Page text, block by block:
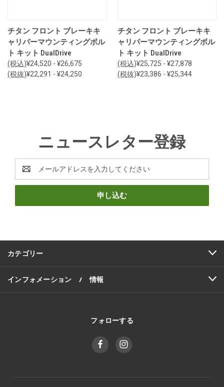
チタン フロント ブレーキキ
ャリパーマウンティングボル
ト キット DualDrive
¥24,520 - ¥26,675
(税込)
¥22,291 - ¥24,250
(税抜)
チタン フロント ブレーキキ
ャリパーマウンティングボル
ト キット DualDrive
¥25,725 - ¥27,878
(税込)
¥23,386 - ¥25,344
(税抜)
ニュースレター登録
ー
ア
カテゴリー
インフォメーション / 情報
フォローする